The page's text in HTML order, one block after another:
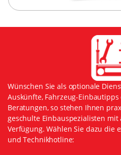
Wünschen Sie als optionale
Auskünfte, Fahrzeug-
Beratungen, so stehen Ihnen
geschulte Einbauspezialisten
Verfügung. Wählen Sie dazu die
und Technikhotline: